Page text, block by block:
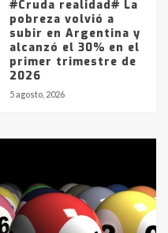
#Cruda realidad# La
pobreza volvió a
subir en Argentina y
alcanzó el 30% en el
primer trimestre de
2026
5 agosto, 2026